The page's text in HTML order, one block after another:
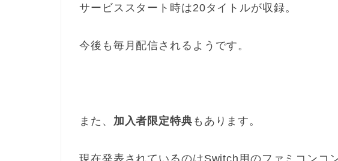
サービススタート時は20タイトルが収録。
今後も毎月配信されるようです。
また、 加入者限定特典 もあります。